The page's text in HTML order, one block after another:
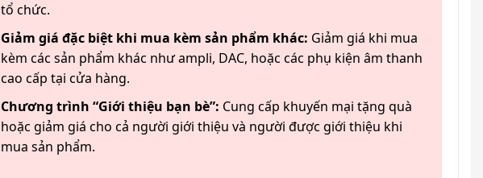
tổ chức.
Giảm giá đặc biệt khi mua kèm sản phẩm khác: Giảm giá khi mua
kèm các sản phẩm khác như ampli, DAC, hoặc các phụ kiện âm thanh
cao cấp tại cửa hàng.
Chương trình “Giới thiệu bạn bè”: Cung cấp khuyến mại tặng quà
hoặc giảm giá cho cả người giới thiệu và người được giới thiệu khi
mua sản phẩm.